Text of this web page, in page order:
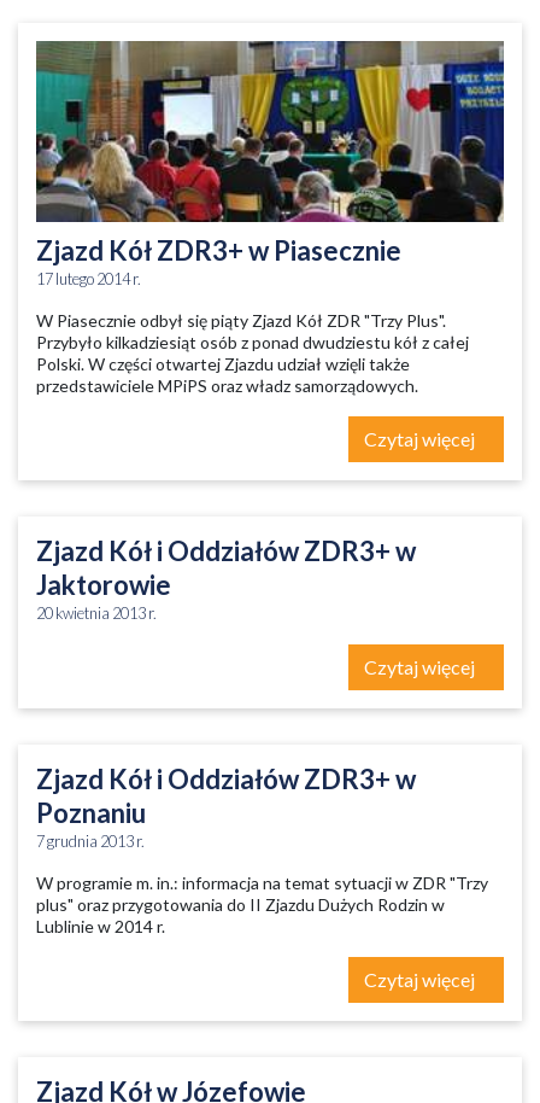
Zjazd Kół ZDR3+ w Piasecznie
17 lutego 2014 r.
W Piasecznie odbył się piąty Zjazd Kół ZDR "Trzy Plus".
Przybyło kilkadziesiąt osób z ponad dwudziestu kół z całej
Polski. W części otwartej Zjazdu udział wzięli także
przedstawiciele MPiPS oraz władz samorządowych.
Czytaj więcej
Zjazd Kół i Oddziałów ZDR3+ w
Jaktorowie
20 kwietnia 2013 r.
Czytaj więcej
Zjazd Kół i Oddziałów ZDR3+ w
Poznaniu
7 grudnia 2013 r.
W programie m. in.: informacja na temat sytuacji w ZDR "Trzy
plus" oraz przygotowania do II Zjazdu Dużych Rodzin w
Lublinie w 2014 r.
Czytaj więcej
Zjazd Kół w Józefowie